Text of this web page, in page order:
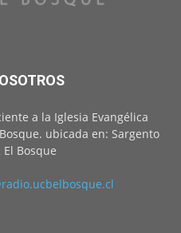
a la Iglesia Evangélica
ubicada en: Sargento
Bosque